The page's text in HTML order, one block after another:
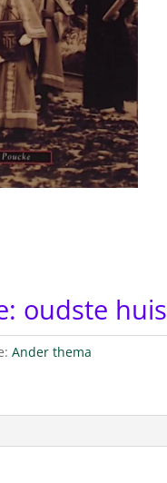
oudste huis
Ander thema